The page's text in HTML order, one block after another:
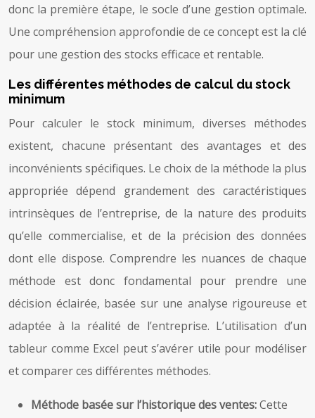
donc la première étape, le socle d’une gestion optimale.
Une compréhension approfondie de ce concept est la clé
pour une gestion des stocks efficace et rentable.
Les différentes méthodes de calcul du stock
minimum
Pour calculer le stock minimum, diverses méthodes
existent, chacune présentant des avantages et des
inconvénients spécifiques. Le choix de la méthode la plus
appropriée dépend grandement des caractéristiques
intrinsèques de l’entreprise, de la nature des produits
qu’elle commercialise, et de la précision des données
dont elle dispose. Comprendre les nuances de chaque
méthode est donc fondamental pour prendre une
décision éclairée, basée sur une analyse rigoureuse et
adaptée à la réalité de l’entreprise. L’utilisation d’un
tableur comme Excel peut s’avérer utile pour modéliser
et comparer ces différentes méthodes.
Méthode basée sur l’historique des ventes:Cette